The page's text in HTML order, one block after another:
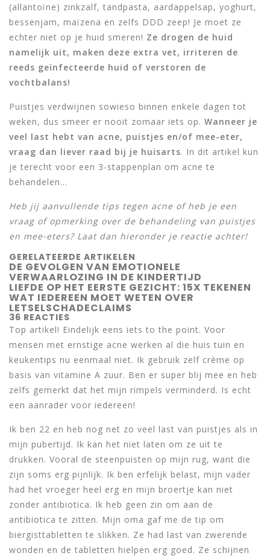
(allantoïne) zinkzalf, tandpasta, aardappelsap, yoghurt,
bessenjam, maïzena en zelfs DDD zeep! Je moet ze
echter niet op je huid smeren! Ze drogen de huid
namelijk uit, maken deze extra vet, irriteren de
reeds geïnfecteerde huid of verstoren de
vochtbalans!
Puistjes verdwijnen sowieso binnen enkele dagen tot
weken, dus smeer er nooit zomaar iets op. Wanneer je
veel last hebt van acne, puistjes en/of mee-eter,
vraag dan liever raad bij je huisarts. In dit artikel kun
je terecht voor een 3-stappenplan om acne te
behandelen…
Heb jij aanvullende tips tegen acne of heb je een
vraag of opmerking over de behandeling van puistjes
en mee-eters? Laat dan hieronder je reactie achter!
GERELATEERDE ARTIKELEN
DE GEVOLGEN VAN EMOTIONELE
VERWAARLOZING IN DE KINDERTIJD
LIEFDE OP HET EERSTE GEZICHT: 15X TEKENEN
WAT IEDEREEN MOET WETEN OVER
LETSELSCHADECLAIMS
36 REACTIES
Top artikel! Eindelijk eens iets to the point. Voor
mensen met ernstige acne werken al die huis tuin en
keukentips nu eenmaal niet. Ik gebruik zelf crème op
basis van vitamine A zuur. Ben er super blij mee en heb
zelfs gemerkt dat het mijn rimpels verminderd. Is echt
een aanrader voor iedereen!
Ik ben 22 en heb nog net zo veel last van puistjes als in
mijn pubertijd. Ik kan het niet laten om ze uit te
drukken. Vooral de steenpuisten op mijn rug, want die
zijn soms erg pijnlijk. Ik ben erfelijk belast, mijn vader
had het vroeger heel erg en mijn broertje kan niet
zonder antibiotica. Ik heb geen zin om aan de
antibiotica te zitten. Mijn oma gaf me de tip om
biergisttabletten te slikken. Ze had last van zwerende
wonden en de tabletten hielpen erg goed. Ze schijnen